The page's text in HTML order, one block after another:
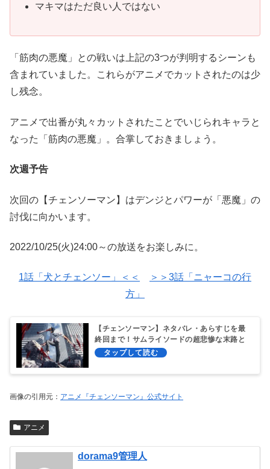
マキマはただ良い人ではない
「筋肉の悪魔」との戦いは上記の3つが判明するシーンも
含まれていました。これらがアニメでカットされたのは少
し残念。
アニメで出番が丸々カットされたことでいじられキャラと
なった「筋肉の悪魔」。合掌しておきましょう。
次週予告
次回の【チェンソーマン】はデンジとパワーが「悪魔」の
討伐に向かいます。
2022/10/25(火)24:00～の放送をお楽しみに。
1話「犬とチェンソー」＜＜
＞＞3話「ニャーコの行
方」
【チェンソーマン】ネタバレ・あらすじを最
終回まで！サムライソードの超悲惨な末路と
は？
画像の引用元： アニメ『チェンソーマン』公式サイト
アニメ
dorama9管理人